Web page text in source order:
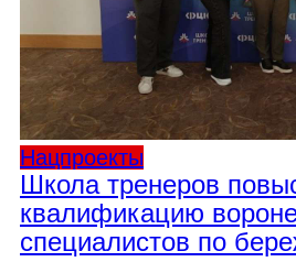
Нацпроекты
Школа тренеров
квалификацию
специалистов по